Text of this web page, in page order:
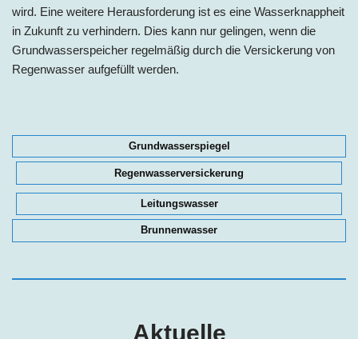
wird. Eine weitere Herausforderung ist es eine Wasserknappheit
in Zukunft zu verhindern. Dies kann nur gelingen, wenn die
Grundwasserspeicher regelmäßig durch die Versickerung von
Regenwasser aufgefüllt werden.
Grundwasserspiegel
Regenwasserversickerung
Leitungswasser
Brunnenwasser
Aktuelle